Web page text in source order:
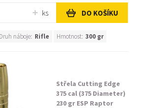
ks DO KOŠÍKU
Druh náboje: Rifle Hmotnost: 300 gr
Střela Cutting Edge
375 cal (375 Diameter)
230 gr ESP Raptor